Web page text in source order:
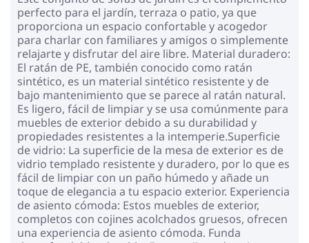
perfecto para el jardín, terraza o patio, ya que
proporciona un espacio confortable y acogedor
para charlar con familiares y amigos o simplemente
relajarte y disfrutar del aire libre. Material duradero:
El ratán de PE, también conocido como ratán
sintético, es un material sintético resistente y de
bajo mantenimiento que se parece al ratán natural.
Es ligero, fácil de limpiar y se usa comúnmente para
muebles de exterior debido a su durabilidad y
propiedades resistentes a la intemperie.Superficie
de vidrio: La superficie de la mesa de exterior es de
vidrio templado resistente y duradero, por lo que es
fácil de limpiar con un paño húmedo y añade un
toque de elegancia a tu espacio exterior. Experiencia
de asiento cómoda: Estos muebles de exterior,
completos con cojines acolchados gruesos, ofrecen
una experiencia de asiento cómoda. Funda